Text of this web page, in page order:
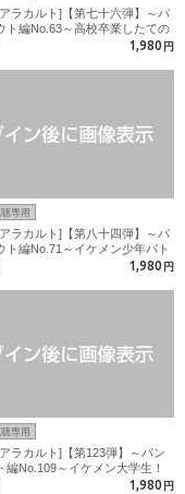
ラカルト]【第七十六弾】～パ
ト編No.63～高校卒業したての
才ノンケ男子!!カメラマンの餌
1,980 円
専用
ラカルト]【第八十四弾】～パ
ト編No.71～イケメン少年バト
員！目隠しされカメラマンに生
1,980 円
専用
ラカルト]【第123弾】～パン
編No.109～イケメン大学生！
玩具挑戦！なにか出そう！！
1,980 円